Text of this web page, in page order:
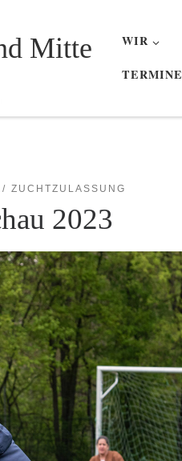
Mitte WIR
TERMINE
ZUCHTZULASSUNG
2023